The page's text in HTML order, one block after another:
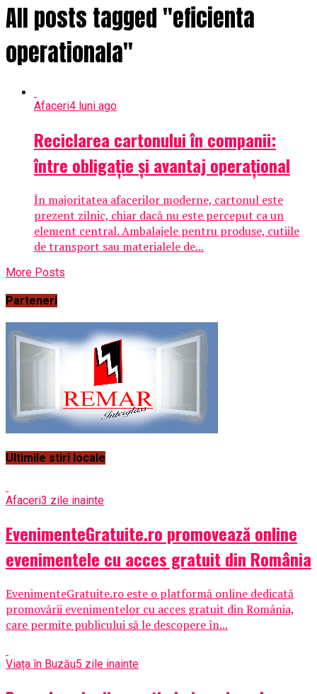
All posts tagged "eficienta
operationala"
Afaceri4 luni ago
Reciclarea cartonului în companii:
între obligație și avantaj operațional
În majoritatea afacerilor moderne, cartonul este
prezent zilnic, chiar dacă nu este perceput ca un
element central. Ambalajele pentru produse, cutiile
de transport sau materialele de...
More Posts
Parteneri
Ultimile stiri locale
Afaceri3 zile inainte
EvenimenteGratuite.ro promovează online
evenimentele cu acces gratuit din România
EvenimenteGratuite.ro este o platformă online dedicată
promovării evenimentelor cu acces gratuit din România,
care permite publicului să le descopere în...
Viața în Buzău5 zile inainte